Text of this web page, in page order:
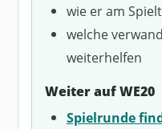
wie er am
welche
weiterhelfen
Weiter auf WE20
Spielrunde